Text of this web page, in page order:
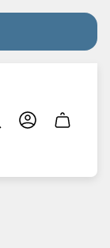
Cassetto